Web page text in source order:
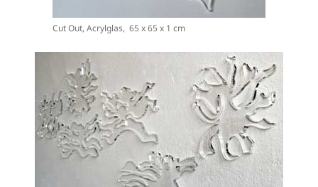
Cut Out, Acrylglas, 65 x 65 x 1 cm